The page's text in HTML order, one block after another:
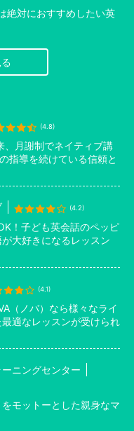
絶対におすすめしたい英
(4.8)
、月謝制でネイティブ講
指導を続けている信頼と
(4.2)
！子ども英会話のペッピ
大好きになるレッスン
(4.1)
（ノバ）なら様々なライ
適なレッスンが受けられ
ニングセンター
をモットーとした親身なマ